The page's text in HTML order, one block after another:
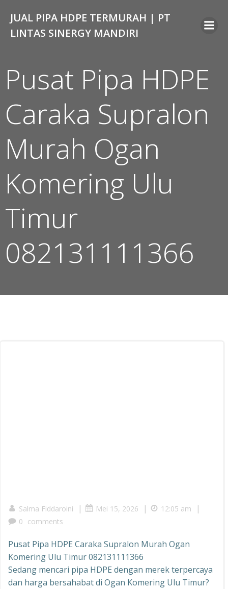
to
content
JUAL PIPA HDPE TERMURAH | PT
LINTAS SINERGY MANDIRI
Pusat Pipa HDPE
Caraka Supralon
Murah Ogan
Komering Ulu
Timur
082131111366
Salma Fiddaroini | Mei 15, 2026 | 12:05 am |
0 comments
Pusat Pipa HDPE Caraka Supralon Murah Ogan
Komering Ulu Timur 082131111366
Sedang mencari pipa HDPE dengan merek terpercaya
dan harga bersahabat di Ogan Komering Ulu Timur?